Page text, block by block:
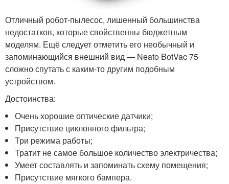
Отличный робот-пылесос, лишенный большинства
недостатков, которые свойственны бюджетным
моделям. Ещё следует отметить его необычный и
запоминающийся внешний вид — Neato BotVac 75
сложно спутать с каким-то другим подобным
устройством.
Достоинства:
Очень хорошие оптические датчики;
Присутствие циклонного фильтра;
Три режима работы;
Тратит не самое большое количество электричества;
Умеет составлять и запоминать схему помещения;
Присутствие мягкого бампера.